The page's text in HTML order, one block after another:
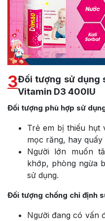
3Đối tượng sử dụng
Vitamin D3 400IU
Đối tượng phù hợp sử
Trẻ em bị thiếu hụt
mọc răng, hay
Người lớn muốn
khớp, phòng ngừa
sử dụng.
Đối tượng chống chỉ định
Người đang có vấn